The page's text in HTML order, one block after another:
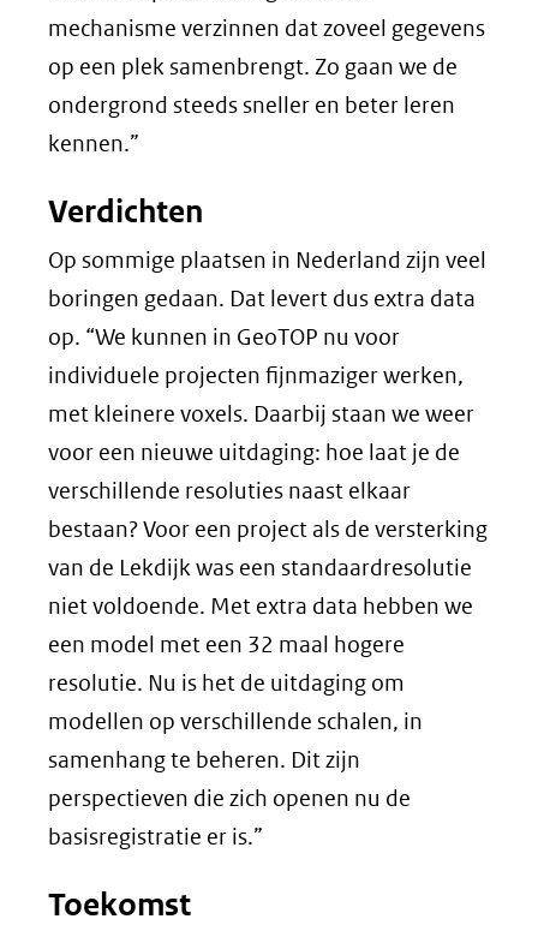
mechanisme verzinnen dat zoveel gegevens
op een plek samenbrengt. Zo gaan we de
ondergrond steeds sneller en beter leren
kennen.”
Verdichten
Op sommige plaatsen in Nederland zijn veel
boringen gedaan. Dat levert dus extra data
op. “We kunnen in GeoTOP nu voor
individuele projecten fijnmaziger werken,
met kleinere voxels. Daarbij staan we weer
voor een nieuwe uitdaging: hoe laat je de
verschillende resoluties naast elkaar
bestaan? Voor een project als de versterking
van de Lekdijk was een standaardresolutie
niet voldoende. Met extra data hebben we
een model met een 32 maal hogere
resolutie. Nu is het de uitdaging om
modellen op verschillende schalen, in
samenhang te beheren. Dit zijn
perspectieven die zich openen nu de
basisregistratie er is.”
Toekomst